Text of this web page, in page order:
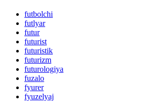
futbolchi
futlyar
futur
futurist
futuristik
futurizm
futurologiya
fuzalo
fyurer
fyuzelyaj